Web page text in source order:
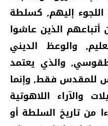
إليهم‏,‏ كسلطة
أتباعهم الذين عاشوا
والوعظ الديني
والذي يعتمد
للمقدس فقط‏,‏ وإنما
والآراء اللاهوتية
من تاريخ السلطة أو